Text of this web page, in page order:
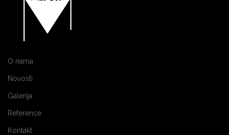
O nama
Novosti
Galerija
Reference
Kontakt